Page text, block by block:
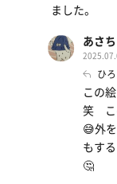
ました。
あさ
ひろ
この
笑 こ
😅外
もす
🤔